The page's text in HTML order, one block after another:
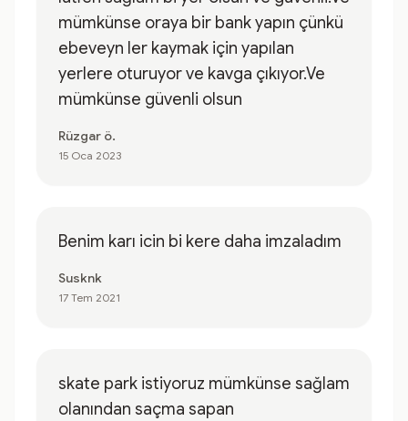
mümkünse oraya bir bank yapın çünkü
ebeveyn ler kaymak için yapılan
yerlere oturuyor ve kavga çıkıyor.Ve
mümkünse güvenli olsun
Rüzgar ö.
15 Oca 2023
Benim karı icin bi kere daha imzaladım
Susknk
17 Tem 2021
skate park istiyoruz mümkünse sağlam
olanından saçma sapan